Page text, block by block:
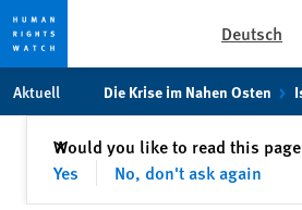
Skip
to
Skip
to
content
Deutsch
Aktuell Die Krise im Nahen Osten
Would you like to read this
Yes
No, don't ask again
✕Schließen